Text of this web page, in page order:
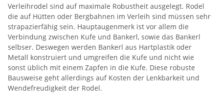
Verleihrodel sind auf maximale Robustheit ausgelegt. Rodel
die auf Hütten oder Bergbahnen im Verleih sind müssen sehr
strapazierfähig sein. Hauptaugenmerk ist vor allem die
Verbindung zwischen Kufe und Bankerl, sowie das Bankerl
selbser. Deswegen werden Bankerl aus Hartplastik oder
Metall konstruiert und umgreifen die Kufe und nicht wie
sonst üblich mit einem Zapfen in die Kufe. Diese robuste
Bausweise geht allerdings auf Kosten der Lenkbarkeit und
Wendefreudigkeit der Rodel.